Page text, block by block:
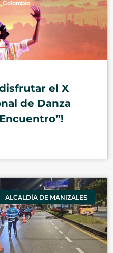
el X
de Danza
ALCALDÍA DE MANIZALES